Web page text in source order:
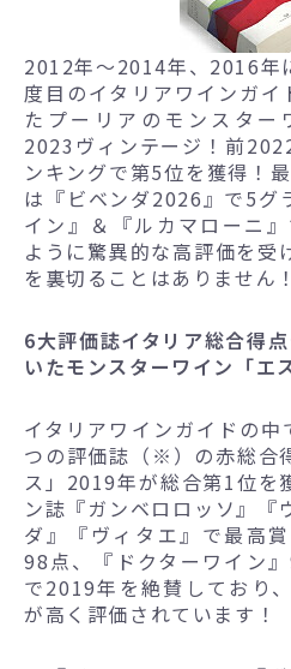
2012年～2014年、2016年
度目のイタリアワインガ
たプーリアのモンスター
2023ヴィンテージ！前
ンキングで第5位を獲得！
は『ビベンダ2026』で5グ
イン』＆『ルカマローニ
ように驚異的な高評価を受
を裏切ることはありません！
6大評価誌イタリア総合得
いたモンスターワイン「エス
イタリアワインガイドの
つの評価誌（※）の赤総合
ス」2019年が総合第1位を
ン誌『ガンベロロッソ』『
ダ』『ヴィタエ』で最高
98点、『ドクターワイン
で2019年を絶賛しており
が高く評価されています！